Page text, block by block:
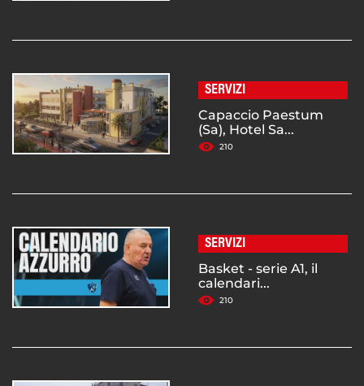
SERVIZI
Capaccio Paestum
(Sa), Hotel Sa...
210
SERVIZI
Basket - serie A1, il
calendari...
210